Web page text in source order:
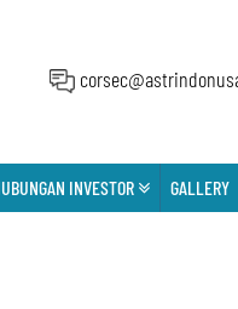
INVESTOR GALLERY